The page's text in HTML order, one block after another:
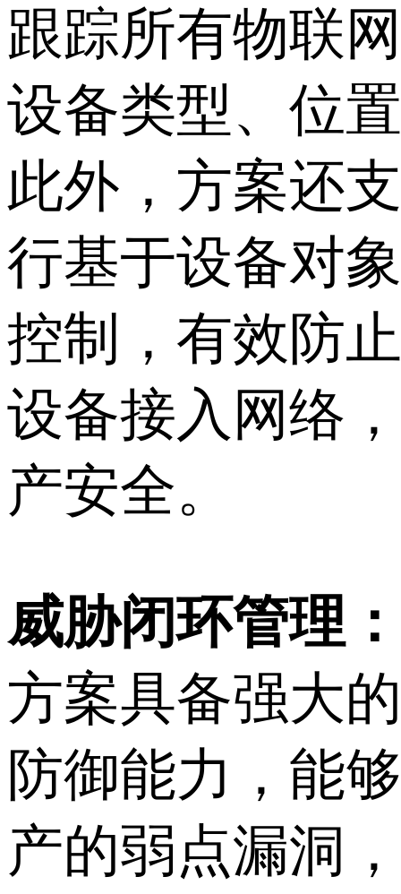
跟踪所有物联
设备类型、位
此外，方案还
行基于设备对
控制，有效防
设备接入网络
产安全。
威胁闭环管理：
方案具备强大
防御能力，能
产的弱点漏洞